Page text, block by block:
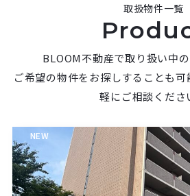
取扱物件一覧
BLOOM不動産で取り扱い中の
ご希望の物件をお探しすることも
軽にご相談くださ
NEW